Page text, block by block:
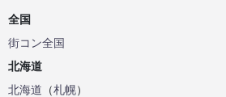
全国
街コン全国
北海道
北海道 （札幌）